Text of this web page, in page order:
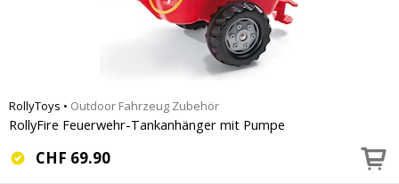
RollyToys • Outdoor Fahrzeug Zubehör
RollyFire Feuerwehr-Tankanhänger mit Pumpe
CHF 69.90